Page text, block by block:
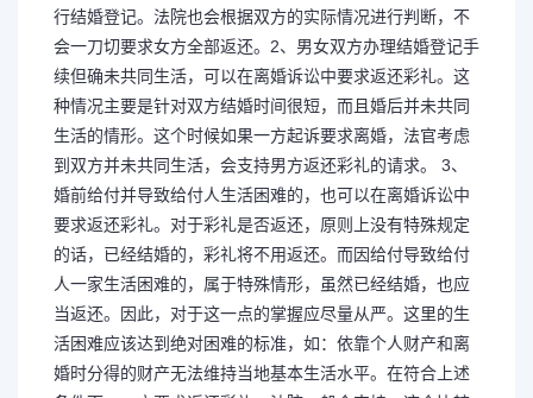
行结婚登记。法院也会根据双方的实际情况进行判断，不
会一刀切要求女方全部返还。2、男女双方办理结婚登记手
续但确未共同生活，可以在离婚诉讼中要求返还彩礼。这
种情况主要是针对双方结婚时间很短，而且婚后并未共同
生活的情形。这个时候如果一方起诉要求离婚，法官考虑
到双方并未共同生活，会支持男方返还彩礼的请求。 3、
婚前给付并导致给付人生活困难的，也可以在离婚诉讼中
要求返还彩礼。对于彩礼是否返还，原则上没有特殊规定
的话，已经结婚的，彩礼将不用返还。而因给付导致给付
人一家生活困难的，属于特殊情形，虽然已经结婚，也应
当返还。因此，对于这一点的掌握应尽量从严。这里的生
活困难应该达到绝对困难的标准，如：依靠个人财产和离
婚时分得的财产无法维持当地基本生活水平。在符合上述